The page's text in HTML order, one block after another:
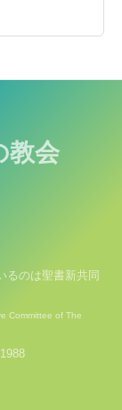
教会
るのは聖書新共同
Committee of The